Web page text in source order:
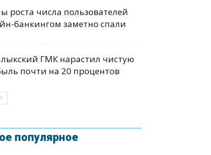
роста числа пользователей
банкингом заметно спали
ГМК нарастил чистую
почти на 20 процентов
популярное